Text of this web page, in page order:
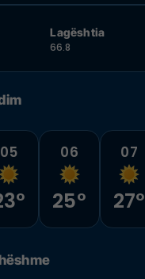
Lagështia
66.8
05 06
25°
07
27°